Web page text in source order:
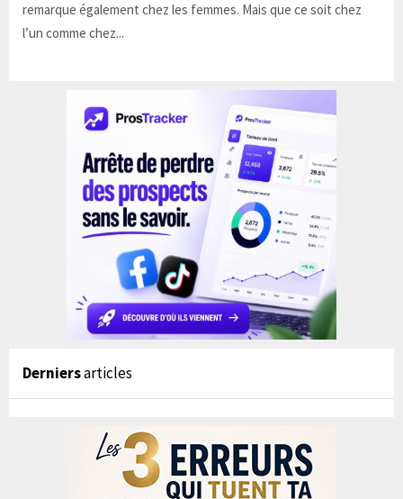
remarque également chez les femmes. Mais que ce soit chez
l’un comme chez...
Derniersarticles